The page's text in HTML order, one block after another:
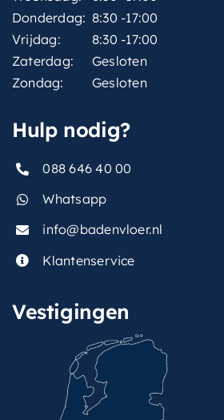
Donderdag: 8:30 -17:00
Vrijdag:
8:30 -17:00
Zaterdag:
Gesloten
Zondag:
Gesloten
Hulp nodig?
088 646 40 00
Whatsapp
info@badenvloer.nl
Klantenservice
Vestigingen